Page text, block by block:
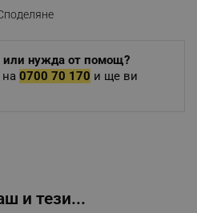
или нужда от помощ?
0700 70 170 и ще ви
и тези...